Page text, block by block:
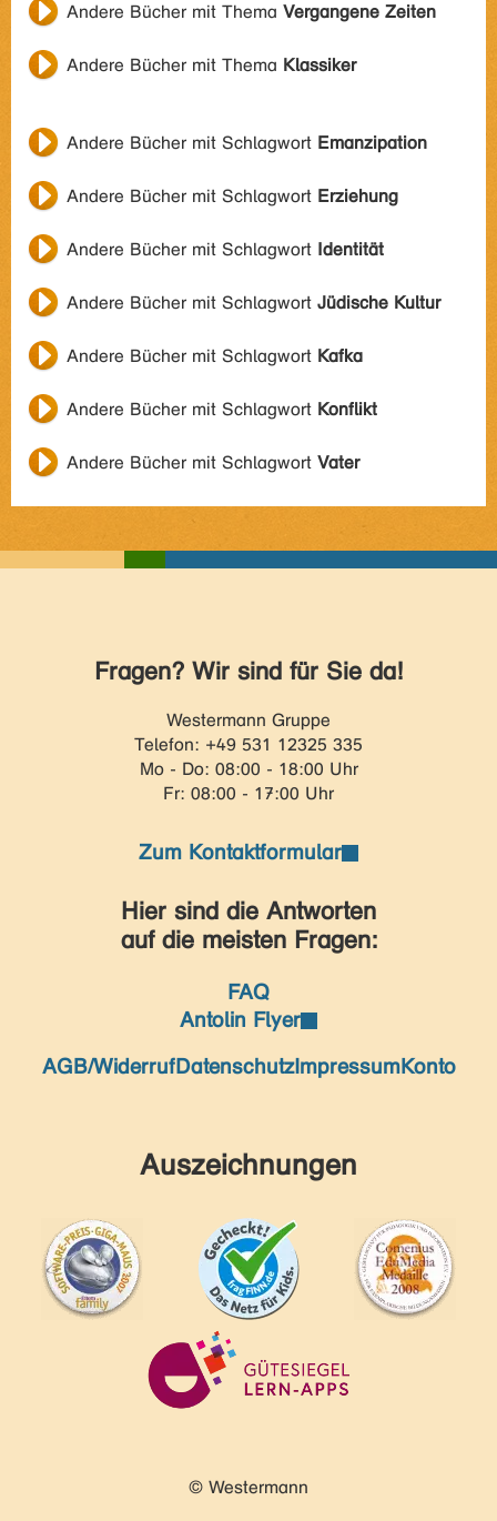
Andere Bücher mit Thema Vergangene Zeiten
Andere Bücher mit Thema Klassiker
Andere Bücher mit Schlagwort Emanzipation
Andere Bücher mit Schlagwort Erziehung
Andere Bücher mit Schlagwort Identität
Andere Bücher mit Schlagwort Jüdische Kultur
Andere Bücher mit Schlagwort Kafka
Andere Bücher mit Schlagwort Konflikt
Andere Bücher mit Schlagwort Vater